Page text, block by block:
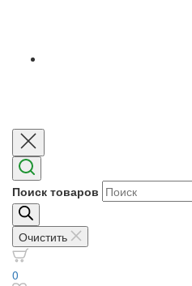
Поиск товаров
Очистить
0